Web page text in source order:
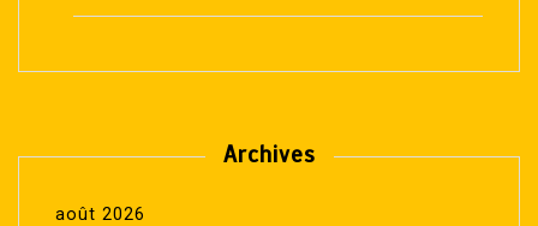
Archives
août 2026